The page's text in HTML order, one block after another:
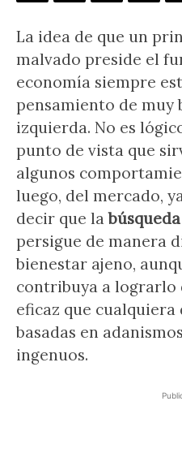
La idea de que un
malvado preside el
economía siempre
pensamiento de muy
izquierda. No es
punto de vista que
algunos
luego, del mercado,
decir que la
persigue de manera
bienestar ajeno,
contribuya a lograrlo
eficaz que cualquiera
basadas en
ingenuos.